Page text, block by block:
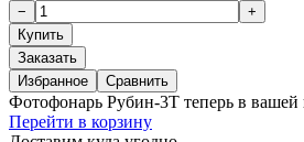
Заказать
Избранное
Сравнить
Фотофонарь Рубин-3Т теперь в вашей
Перейти в корзину